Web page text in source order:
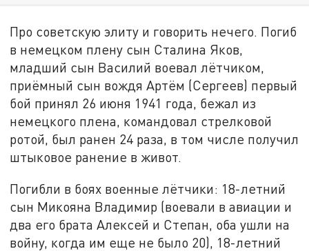
Про советскую элиту и говорить нечего. Погиб
в немецком плену сын Сталина Яков,
младший сын Василий воевал лётчиком,
приёмный сын вождя Артём (Сергеев) первый
бой принял 26 июня 1941 года, бежал из
немецкого плена, командовал стрелковой
ротой, был ранен 24 раза, в том числе получил
штыковое ранение в живот.
Погибли в боях военные лётчики: 18-летний
сын Микояна Владимир (воевали в авиации и
два его брата Алексей и Степан, оба ушли на
войну, когда им еще не было 20), 18-летний